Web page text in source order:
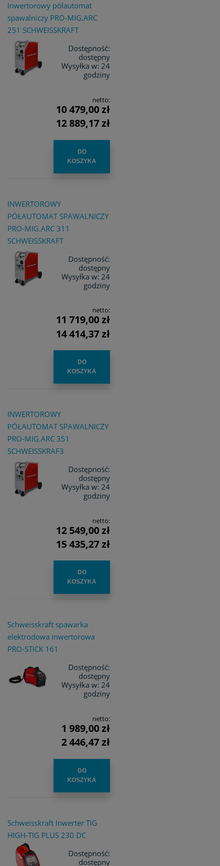
Inwertorowy półautomat
spawalniczy PRO-MIG.ARC
251 SCHWEISSKRAFT
Dostępność:
dostępny
Wysyłka w: 24
godziny
netto:
10 479,00 zł
12 889,17 zł
DO
KOSZYKA
INWERTOROWY
PÓŁAUTOMAT SPAWALNICZY
PRO-MIG.ARC 311
SCHWEISSKRAFT
Dostępność:
dostępny
Wysyłka w: 24
godziny
netto:
11 719,00 zł
14 414,37 zł
DO
KOSZYKA
INWERTOROWY
PÓŁAUTOMAT SPAWALNICZY
PRO-MIG.ARC 351
SCHWEISSKRAF3
Dostępność:
dostępny
Wysyłka w: 24
godziny
netto:
12 549,00 zł
15 435,27 zł
DO
KOSZYKA
Schweisskraft spawarka
elektrodowa inwertorowa
PRO-STICK 161
Dostępność:
dostępny
Wysyłka w: 24
godziny
netto:
1 989,00 zł
2 446,47 zł
DO
KOSZYKA
Schweisskraft Inwerter TIG
HIGH-TIG PLUS 230 DC
Dostępność:
dostępny